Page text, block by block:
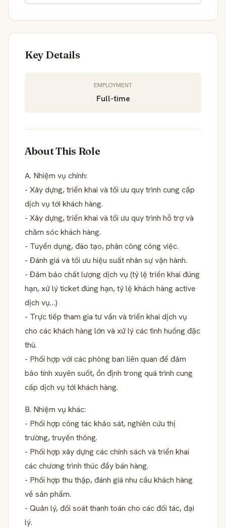
Key Details
EMPLOYMENT
Full-time
About This Role
A. Nhiệm vụ chính:
- Xây dựng, triển khai và tối ưu quy trình cung cấp
dịch vụ tới khách hàng.
- Xây dựng, triển khai và tối ưu quy trình hỗ trợ và
chăm sóc khách hàng.
- Tuyển dụng, đào tạo, phân công công việc.
- Đánh giá và tối ưu hiệu suất nhân sự vận hành.
- Đảm bảo chất lượng dịch vụ (tỷ lệ triền khai đúng
hạn, xử lý ticket đúng hạn, tỷ lệ khách hàng active
dịch vụ…)
- Trực tiếp tham gia tư vấn và triển khai dịch vụ
cho các khách hàng lớn và xử lý các tình huống đặc
thù.
- Phối hợp với các phòng ban liên quan để đảm
bảo tính xuyên suốt, ổn định trong quá trình cung
cấp dịch vụ tới khách hàng.
B. Nhiệm vụ khác:
- Phối hợp công tác khảo sát, nghiên cứu thị
trường, truyền thông.
- Phối hợp xây dựng các chính sách và triển khai
các chương trình thúc đẩy bán hàng.
- Phối hợp thu thập, đánh giá nhu cầu khách hàng
về sản phẩm.
- Quản lý, đối soát thanh toán cho các đối tác, đại
lý.